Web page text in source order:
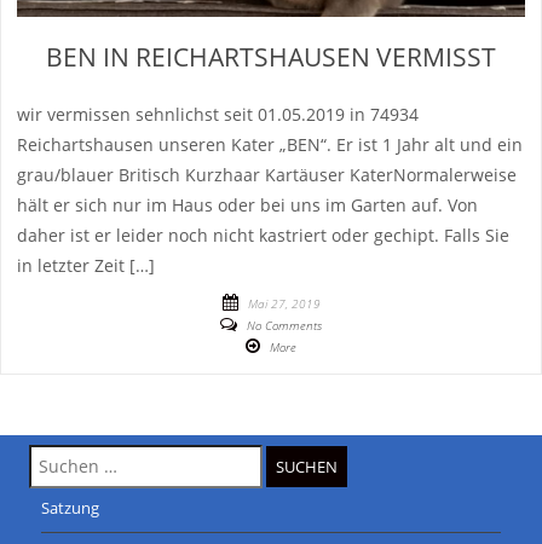
BEN IN REICHARTSHAUSEN VERMISST
wir vermissen sehnlichst seit 01.05.2019 in 74934
Reichartshausen unseren Kater „BEN“. Er ist 1 Jahr alt und ein
grau/blauer Britisch Kurzhaar Kartäuser KaterNormalerweise
hält er sich nur im Haus oder bei uns im Garten auf. Von
daher ist er leider noch nicht kastriert oder gechipt. Falls Sie
in letzter Zeit […]
Mai 27, 2019
No Comments
More
Suche
nach:
Satzung